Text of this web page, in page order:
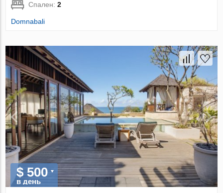
Спален:2
Domnabali
$ 500
в день